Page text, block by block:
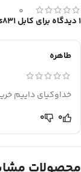
0
1 دیدگاه برای کابل LDNIO Ls831 میکرو
طاهره
خداوکیای داییم
0
0